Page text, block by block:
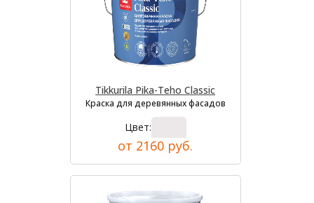
Tikkurila Pika-Teho Classic
Краска для деревянных фасадов
Цвет:
от 2160 руб.